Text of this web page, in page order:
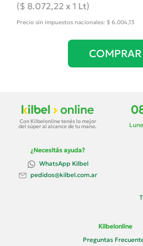
($ 8.072,22 x 1 Lt)
Precio sin impuestos nacionales: $ 6.004,13
COMPRAR
Con Kilbelonline tenés lo mejor
del súper al alcance de tu mano.
¿Necesitás ayuda?
WhatsApp Kilbel
pedidos@kilbel.com.ar
Kilbelonline
Preguntas